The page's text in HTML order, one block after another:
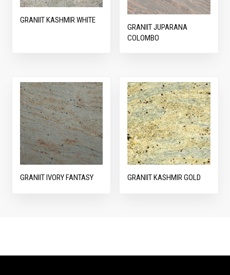
GRANIIT KASHMIR WHITE
GRANIIT JUPARANA
COLOMBO
GRANIIT IVORY FANTASY GRANIIT KASHMIR GOLD